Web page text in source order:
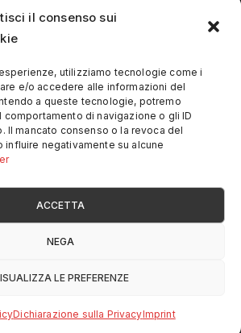
il consenso sui
utilizziamo tecnologie come i
e/o accedere alle informazioni del
a queste tecnologie, potremo
comportamento di navigazione o gli ID
Il mancato consenso o la revoca del
negativamente su alcune
ACCETTA
NEGA
LE PREFERENZE
Dichiarazione sulla PrivacyImprint
Home
Chi siamo
Privacy Policy